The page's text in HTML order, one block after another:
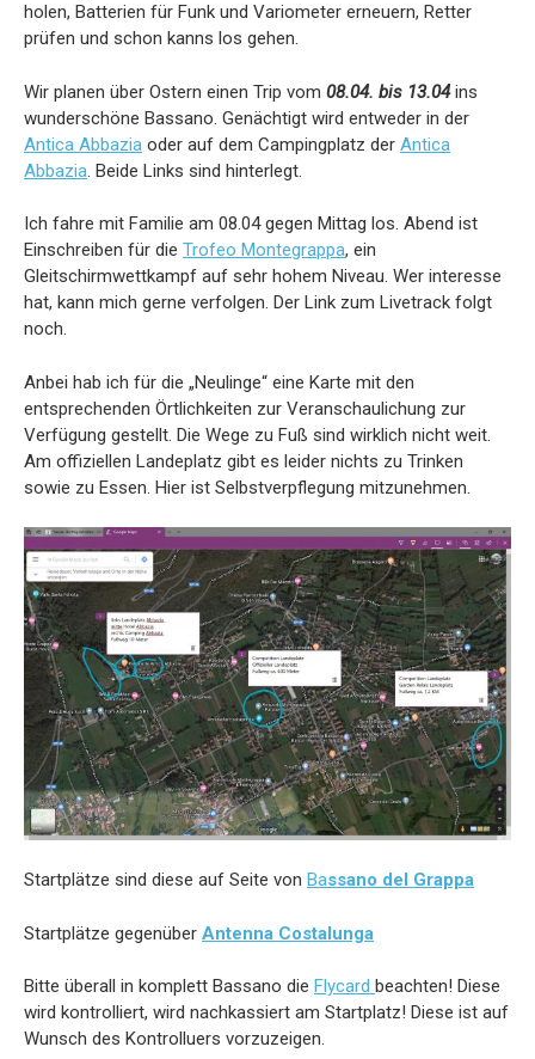
holen, Batterien für Funk und Variometer erneuern, Retter
prüfen und schon kanns los gehen.
Wir planen über Ostern einen Trip vom 08.04. bis 13.04ins
wunderschöne Bassano. Genächtigt wird entweder in der
Antica Abbazia oder auf dem Campingplatz der Antica
Abbazia. Beide Links sind hinterlegt.
Ich fahre mit Familie am 08.04 gegen Mittag los. Abend ist
Einschreiben für die Trofeo Montegrappa, ein
Gleitschirmwettkampf auf sehr hohem Niveau. Wer interesse
hat, kann mich gerne verfolgen. Der Link zum Livetrack folgt
noch.
Anbei hab ich für die „Neulinge“ eine Karte mit den
entsprechenden Örtlichkeiten zur Veranschaulichung zur
Verfügung gestellt. Die Wege zu Fuß sind wirklich nicht weit.
Am offiziellen Landeplatz gibt es leider nichts zu Trinken
sowie zu Essen. Hier ist Selbstverpflegung mitzunehmen.
Startplätze sind diese auf Seite von Bassano del Grappa
Startplätze gegenüber Antenna Costalunga
Bitte überall in komplett Bassano die Flycard beachten! Diese
wird kontrolliert, wird nachkassiert am Startplatz! Diese ist auf
Wunsch des Kontrolluers vorzuzeigen.